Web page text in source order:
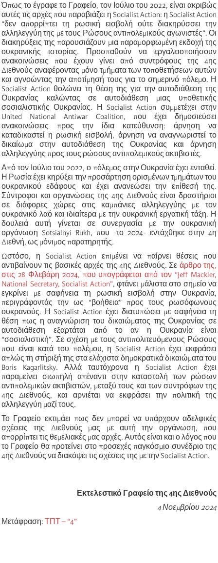
Όπως το έγραφε το Γραφείο, τον Ιούλιο του 2022, είναι ακριβώς
αυτές τις αρχές που παραβιάζει η Socialist Action: η Socialist Action
“δεν απορρίπτει τη ρωσική εισβολή ούτε διακηρύσσει την
αλληλεγγύη της με τους Ρώσους αντιπολεμικούς αγωνιστές”. Οι
διακηρύξεις της παρουσιάζουν μια παραμορφωμένη εκδοχή της
ουκρανικής ιστορίας. Προσπαθούν να εργαλειοποιήσουν
ανακοινώσεις που έχουν γίνει από συντρόφους της 4ης
Διεθνούς αναφέροντας μόνο τμήματα των τοποθετήσεων αυτών
και αγνοώντας την αποτίμησή τους για το σημερινό πόλεμο. Η
Socialist Action θολώνει τη θέση της για την αυτοδιάθεση της
Ουκρανίας καλώντας σε αυτοδιάθεση μιας υποθετικής
σοσιαλιστικής Ουκρανίας. Η Socialist Action συμμετέχει στην
United National Antiwar Coalition, που έχει δημοσιεύσει
ανακοινώσεις προς την ίδια κατεύθυνση: άρνηση να
καταδικαστεί η ρωσική εισβολή, άρνηση να αναγνωριστεί το
δικαίωμα στην αυτοδιάθεση της Ουκρανίας και άρνηση
αλληλεγγύης προς τους ρώσους αντιπολεμικούς ακτιβιστές.
Από τον Ιούλιο του 2022, ο πόλεμος στην Ουκρανία έχει ενταθεί.
Η Ρωσία έχει κηρύξει την προσάρτηση ορισμένων τμημάτων του
ουκρανικού εδάφους και έχει ανανεώσει την επίθεσή της.
Σύντροφοι και οργανώσεις της 4ης Διεθνούς είναι δραστήριοι
σε διάφορες χώρες στις καμπάνιες αλληλεγγύης με τον
ουκρανικό λαό και ιδιαίτερα με την ουκρανική εργατική τάξη. Η
δουλειά αυτή γίνεται σε συνεργασία με την ουκρανική
οργάνωση Sotsialnyi Rukh, που -το 2024- εντάχθηκε στην 4η
Διεθνή, ως μόνιμος παρατηρητής.
Ωστόσο, η Socialist Action επιμένει να παίρνει θέσεις που
αντιβαίνουν τις βασικές αρχές της 4ης Διεθνούς. Σε άρθρο της,
στις 28 Φλεβάρη 2024, που υπογράφεται από τον “Jeff Mackler,
National Secretary, Socialist Action”, φτάνει μάλιστα στο σημείο να
εγκρίνει με σαφήνεια τη ρωσική εισβολή στην Ουκρανία,
περιγράφοντάς την ως “βοήθεια” προς τους ρωσόφωνους
ουκρανούς. Η Socialist Action έχει διατυπώσει με σαφήνεια τη
θέση πως η αναγνώριση του δικαιώματος της Ουκρανίας σε
αυτοδιάθεση εξαρτάται από το αν η Ουκρανία είναι
“σοσιαλιστική”. Σε σχέση με τους αντιπολιτευόμενους Ρώσους
που είναι κατά του πολέμου, η Socialist Action έχει εκφράσει
απλώς τη στήριξή της στα ελάχιστα δημοκρατικά δικαιώματα του
Boris Kagarlitsky. Αλλά ταυτόχρονα η Socialist Action έχει
παραμείνει σιωπηλή απέναντι στην καταστολή των ρώσων
αντιπολεμικών ακτιβιστών, μεταξύ τους και των συντρόφων της
4ης Διεθνούς, και αρνιέται να εκφράσει την πολιτική της
αλληλεγγύη μαζί τους.
Το Γραφείο εκτιμάει πως δεν μπορεί να υπάρχουν αδελφικές
σχέσεις της Διεθνούς μας με αυτή την οργάνωση, που
απορρίπτει τις θεμελιακές μας αρχές. Αυτός είναι και ο λόγος που
το Γραφείο θα προτείνει στο προσεχές παγκόσμιο συνέδριο της
4ης Διεθνούς να διακόψει τις σχέσεις της με την Socialist Action.
Εκτελεστικό Γραφείο της 4ης Διεθνούς
4 Νοεμβρίου 2024
Μετάφραση: ΤΠΤ – “4”